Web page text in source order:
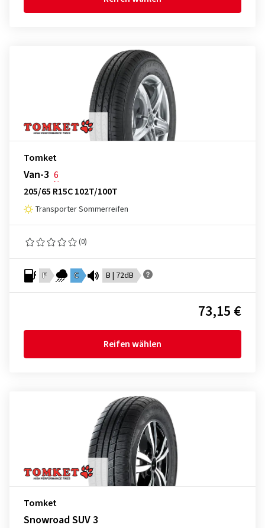
Tomket
Van-3 6
205/65 R15C 102T/100T
Transporter Sommerreifen
(0)
F C B | 72dB
73,15 €
Reifen wählen
Tomket
Snowroad SUV 3